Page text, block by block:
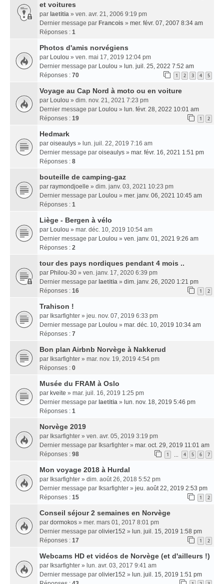
et voitures
par laetitia » ven. avr. 21, 2006 9:19 pm
Dernier message par Francois » mer. févr. 07, 2007 8:34 am
Réponses : 1
Photos d'amis norvégiens
par Loulou » ven. mai 17, 2019 12:04 pm
Dernier message par Loulou » lun. juil. 25, 2022 7:52 am
Réponses : 70 1 2 3 4 5
Voyage au Cap Nord à moto ou en voiture
par Loulou » dim. nov. 21, 2021 7:23 pm
Dernier message par Loulou » lun. févr. 28, 2022 10:01 am
Réponses : 19 1 2
Hedmark
par oiseaulys » lun. juil. 22, 2019 7:16 am
Dernier message par oiseaulys » mar. févr. 16, 2021 1:51 pm
Réponses : 8
bouteille de camping-gaz
par raymondjoelle » dim. janv. 03, 2021 10:23 pm
Dernier message par Loulou » mer. janv. 06, 2021 10:45 am
Réponses : 1
Liège - Bergen à vélo
par Loulou » mar. déc. 10, 2019 10:54 am
Dernier message par Loulou » ven. janv. 01, 2021 9:26 am
Réponses : 2
tour des pays nordiques pendant 4 mois ..
par Philou-30 » ven. janv. 17, 2020 6:39 pm
Dernier message par laetitia » dim. janv. 26, 2020 1:21 pm
Réponses : 16 1 2
Trahison !
par Iksarfighter » jeu. nov. 07, 2019 6:33 pm
Dernier message par Loulou » mar. déc. 10, 2019 10:34 am
Réponses : 7
Bon plan Airbnb Norvège à Nakkerud
par Iksarfighter » mar. nov. 19, 2019 4:54 pm
Réponses : 0
Musée du FRAM à Oslo
par kveite » mar. juil. 16, 2019 1:25 pm
Dernier message par laetitia » lun. nov. 18, 2019 5:46 pm
Réponses : 1
Norvège 2019
par Iksarfighter » ven. avr. 05, 2019 3:19 pm
Dernier message par Iksarfighter » mar. oct. 29, 2019 11:01 am
Réponses : 98 1 … 4 5 6 7
Mon voyage 2018 à Hurdal
par Iksarfighter » dim. août 26, 2018 5:52 pm
Dernier message par Iksarfighter » jeu. août 22, 2019 2:53 pm
Réponses : 15 1 2
Conseil séjour 2 semaines en Norvège
par dormokos » mer. mars 01, 2017 8:01 pm
Dernier message par olivier152 » lun. juil. 15, 2019 1:58 pm
Réponses : 17 1 2
Webcams HD et vidéos de Norvège (et d'ailleurs !)
par Iksarfighter » lun. avr. 03, 2017 9:41 am
Dernier message par olivier152 » lun. juil. 15, 2019 1:51 pm